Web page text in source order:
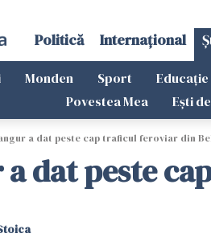
Politică Internațional
Monden Sport Educație
Povestea Mea
Ești
a dat peste cap traficul feroviar din
a dat peste